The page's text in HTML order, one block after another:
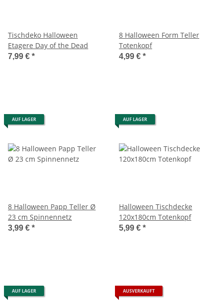
Tischdeko Halloween
Etagere Day of the Dead
7,99 € *
8 Halloween Form Teller
Totenkopf
4,99 € *
AUF LAGER
8 Halloween Papp Teller Ø
23 cm Spinnennetz
3,99 € *
AUF LAGER
Halloween Tischdecke
120x180cm Totenkopf
5,99 € *
AUF LAGER AUSVERKAUFT